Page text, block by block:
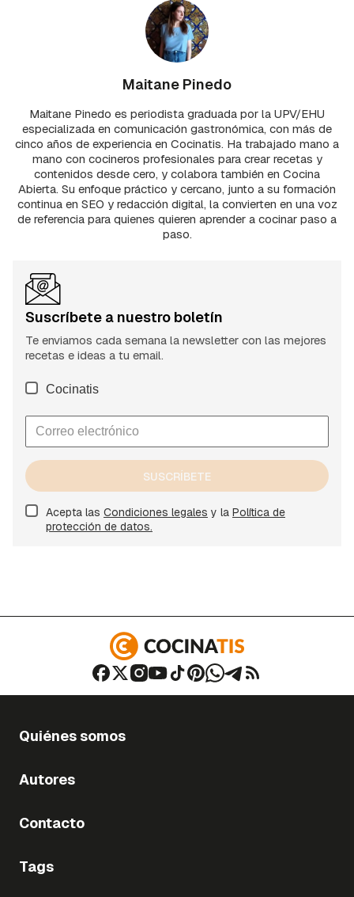
Maitane Pinedo
Maitane Pinedo es periodista graduada por la UPV/EHU
especializada en comunicación gastronómica, con más de
cinco años de experiencia en Cocinatis. Ha trabajado mano a
mano con cocineros profesionales para crear recetas y
contenidos desde cero, y colabora también en Cocina
Abierta. Su enfoque práctico y cercano, junto a su formación
continua en SEO y redacción digital, la convierten en una voz
de referencia para quienes quieren aprender a cocinar paso a
paso.
Suscríbete a nuestro boletín
Te enviamos cada semana la newsletter con las mejores
recetas e ideas a tu email.
Cocinatis
SUSCRÍBETE
Acepta las Condiciones legales y la Política de
protección de datos.
Quiénes somos
Autores
Contacto
Tags